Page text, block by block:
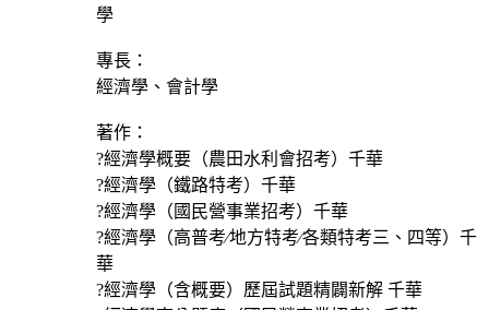
學
專長：
經濟學、會計學
著作：
?經濟學概要（農田水利會招考）千華
?經濟學（鐵路特考）千華
?經濟學（國民營事業招考）千華
?經濟學（高普考∕地方特考∕各類特考三、四等）千
華
?經濟學（含概要）歷屆試題精闢新解 千華